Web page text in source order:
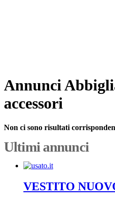
Annunci
accessori
Non ci sono risultati
Ultimi annunci
VESTITO